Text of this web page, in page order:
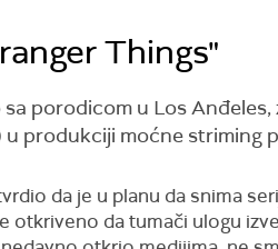
Things"
porodicom u Los
produkciji moćne striming
da je u planu da snima
otkriveno da tumači ulogu